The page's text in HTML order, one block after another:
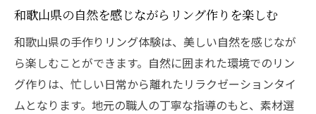
和歌山県の自然を感じながらリング作りを楽しむ
和歌山県の手作りリング体験は、美しい自然を感じなが
ら楽しむことができます。自然に囲まれた環境でのリン
グ作りは、忙しい日常から離れたリラクゼーションタイ
ムとなります。地元の職人の丁寧な指導のもと、素材選